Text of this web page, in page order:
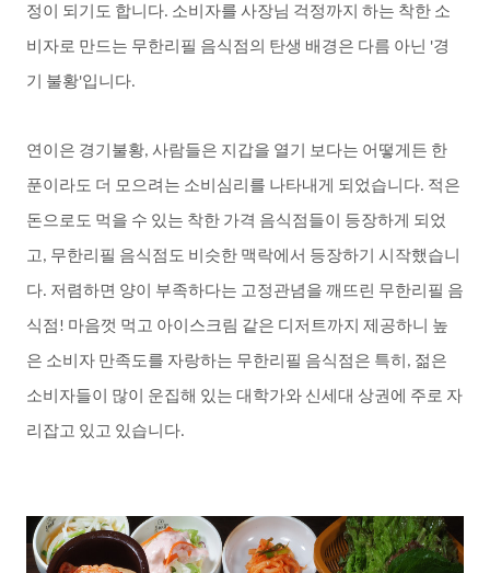
정이
되기도 합니다. 소비자를 사장님 걱정까지 하는 착한 소
비자로 만드는 무한리필 음식점의 탄생 배경은 다름 아닌 '경
기
불황'입니다.
연이은 경기불황, 사람들은 지갑을 열기 보다는 어떻게든 한
푼이라도 더 모으려는 소비심리를 나타내게 되었습니다. 적은
돈으로도 먹을 수 있는 착한 가격 음식점들이 등장하게 되었
고 , 무한리필 음식점도 비슷한 맥락에서 등장하기
시작했습니
다. 저렴하면 양이 부족하다는 고정관념을 깨뜨린 무한리필 음
식점 ! 마음껏 먹고 아이스크림 같은 디저트까지 제공하니 높
은 소비자 만족도를 자랑하는 무한리필 음식점은 특히 , 젊은
소비자들이
많이 운집해 있는 대학가와 신세대 상권에 주로 자
리잡고 있고 있습니다.